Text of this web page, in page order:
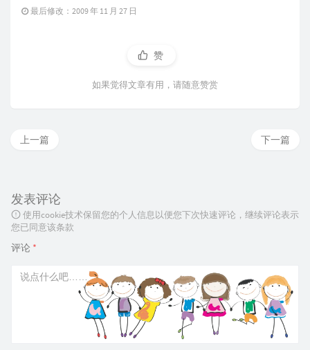
最后修改：2009 年 11 月 27 日
赞
如果觉得文章有用，请随意赞赏
下一篇
上一篇
发表评论
使用cookie技术保留您的个人信息以便您下次快速评论，继续评论表示
您已同意该条款
评论 *